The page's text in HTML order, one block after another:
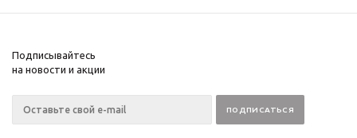
Подписывайтесь
на новости и акции